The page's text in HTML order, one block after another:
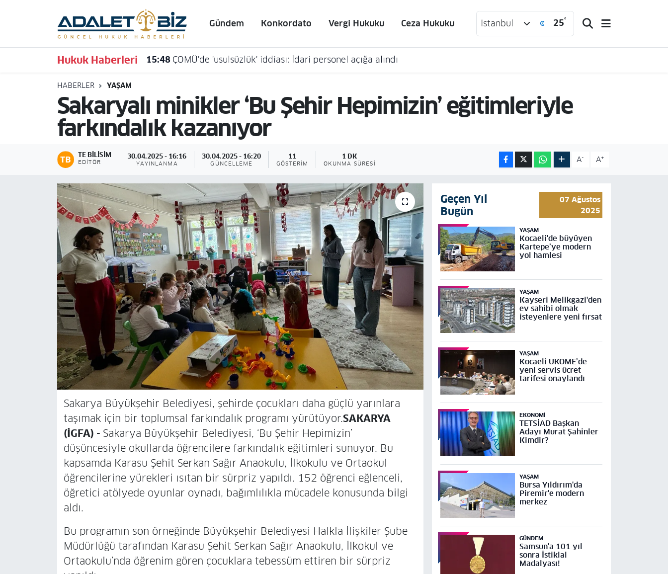
Gündem Konkordato Vergi Hukuku Ceza Hukuku İstanbul 25°
Hukuk Haberleri 15:48 ÇOMÜ'de 'usulsüzlük' iddiası: İdari personel açığa alındı
HABERLER YAŞAM
Sakaryalı minikler ‘Bu Şehir Hepimizin’ eğitimleriyle
farkındalık kazanıyor
TE BILISIM
EDITÖR
30.04.2025 - 16:16
YAYINLANMA
30.04.2025 - 16:20
GÜNCELLEME
11
GÖSTERIM
1 DK
OKUNMA SÜRESI A- A+
Sakarya Büyükşehir Belediyesi, şehirde çocukları daha güçlü yarınlara
taşımak için bir toplumsal farkındalık programı yürütüyor.SAKARYA
(İGFA) - Sakarya Büyükşehir Belediyesi, ‘Bu Şehir Hepimizin’
düşüncesiyle okullarda öğrencilere farkındalık eğitimleri sunuyor. Bu
kapsamda Karasu Şehit Serkan Sağır Anaokulu, İlkokulu ve Ortaokul
öğrencilerine yürekleri ısıtan bir sürpriz yapıldı. 152 öğrenci eğlenceli,
öğretici atölyede oyunlar oynadı, bağımlılıkla mücadele konusunda bilgi
aldı.
Bu programın son örneğinde Büyükşehir Belediyesi Halkla İlişkiler Şube
Müdürlüğü tarafından Karasu Şehit Serkan Sağır Anaokulu, İlkokul ve
Ortaokulu’nda öğrenim gören çocuklara tebessüm ettiren bir sürpriz
Geçen Yıl
Bugün
07 Ağustos
2025
YAŞAM
Kocaeli'de büyüyen
Kartepe’ye modern
yol hamlesi
YAŞAM
Kayseri Melikgazi'den
ev sahibi olmak
isteyenlere yeni fırsat
YAŞAM
Kocaeli UKOME’de
yeni servis ücret
tarifesi onaylandı
EKONOMI
TETSİAD Başkan
Adayı Murat Şahinler
Kimdir?
YAŞAM
Bursa Yıldırım'da
Piremir'e modern
merkez
GÜNDEM
Samsun'a 101 yıl
sonra İstiklal
Madalyası!
Hava Durumu
Trafik Durumu
Süper Lig Puan Durumu ve Fikstür
Tüm Manşetler
Son Dakika Haberleri
Haber Arşivi